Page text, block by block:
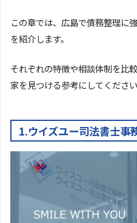
この章では、広島で債務整理に
を紹介します。
それぞれの特徴や相談体制を比
家を見つける参考にしてください
1.ウイズユー司法書士事